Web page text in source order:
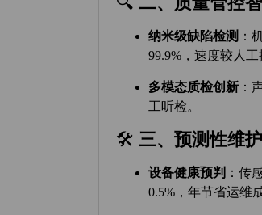
纳米级缺陷检测 ：
99.9%，速度较人工
多模态质检创新 ：
工听检。
🛠️ ‌三、预测性维
设备健康预判 ：传
0.5%，年节省运维